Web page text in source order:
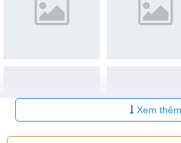
Tìm kiếm liên quan:
Xem thêm